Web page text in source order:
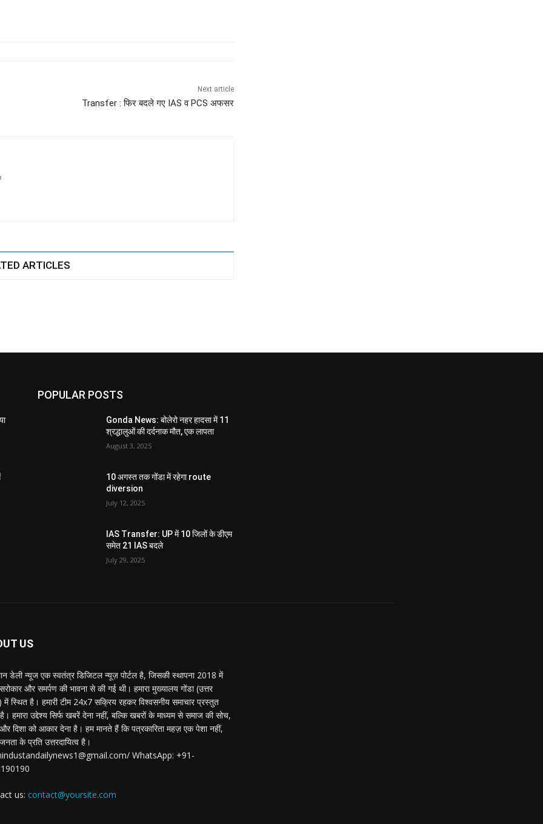
Next article
Transfer : फिर बदले गए IAS व PCS अफसर
ARTICLES
POPULAR POSTS
Gonda News: बोलेरो नहर हादसा में 11
श्रद्धालुओं की दर्दनाक मौत, एक लापता
August 3, 2025
10 अगस्त तक गोंडा में रहेगा route
diversion
July 12, 2025
IAS Transfer: UP में 10 जिलों के डीएम
समेत 21 IAS बदले
July 29, 2025
US
डेली न्यूज एक स्वतंत्र डिजिटल न्यूज़ पोर्टल है, जिसकी स्थापना 2018 में
और समर्पण की भावना से की गई थी। हमारा मुख्यालय गोंडा (उत्तर
में स्थित है। हमारी टीम 24x7 सक्रिय रहकर विश्वसनीय समाचार प्रस्तुत
हमारा उद्देश्य सिर्फ खबरें देना नहीं, बल्कि खबरों के माध्यम से समाज की सोच,
दिशा को आकार देना है। हम मानते हैं कि पत्रकारिता महज़ एक पेशा नहीं,
के प्रति उत्तरदायित्व है।
WhatsApp: +91-
us: contact@yoursite.com